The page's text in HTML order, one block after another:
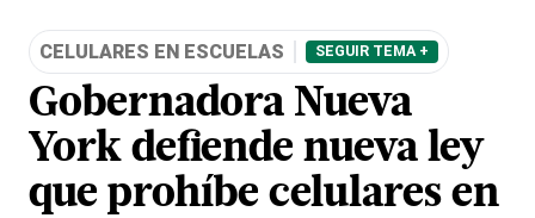
CELULARES EN ESCUELAS SEGUIR TEMA +
Gobernadora Nueva
York defiende nueva ley
que prohíbe celulares en